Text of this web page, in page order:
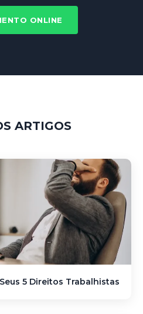
ONLINE
ARTIGOS
5 Direitos Trabalhistas